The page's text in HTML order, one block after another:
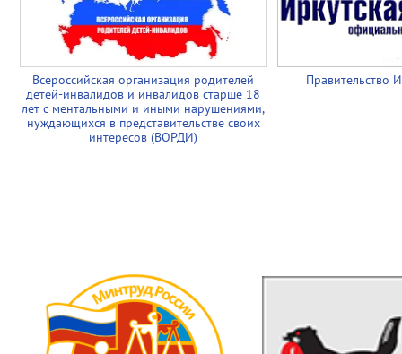
Всероссийская организация родителей
детей-инвалидов и инвалидов старше 18
лет с ментальными и иными нарушениями,
нуждающихся в представительстве своих
интересов (ВОРДИ)
Правительство